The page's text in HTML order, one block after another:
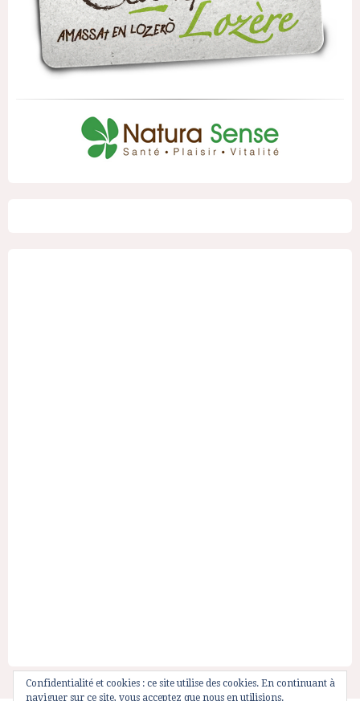
Confidentialité et cookies : ce site utilise des cookies. En continuant à
naviguer sur ce site, vous acceptez que nous en utilisions.